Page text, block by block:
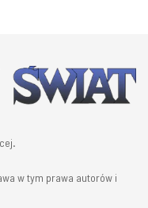
w tym prawa autorów i